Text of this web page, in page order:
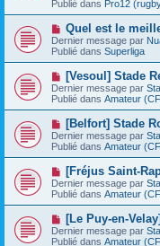
a
g
e
e
a
u
m
e
s
s
a
g
e
Publié dans Pro12
N
o
u
v
e
u
m
e
s
a
g
e
Quel est le
Dernier message par
Publié dans Superliga
N
o
u
v
e
u
m
e
s
a
g
e
[Vesoul] Stade
Dernier message par
Publié dans Amateur
N
o
u
v
e
u
m
e
s
a
[Belfort] Stade
Dernier message par
Publié dans Amateur
N
o
u
v
e
u
m
[Fréjus Saint-
Dernier message par
Publié dans Amateur
N
o
u
[Le Puy-en-
Dernier message par
Publié dans Amateur